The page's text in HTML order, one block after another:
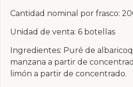
Cantidad nominal por frasco:
Unidad de venta: 6 botellas
Ingredientes: Puré de
manzana a partir de
limón a partir de concentrado.